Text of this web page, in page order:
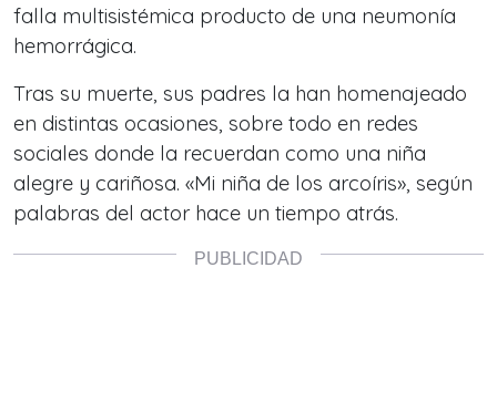
falla multisistémica producto de una neumonía
hemorrágica.
Tras su muerte, sus padres la han homenajeado
en distintas ocasiones, sobre todo en redes
sociales donde la recuerdan como una niña
alegre y cariñosa. «Mi niña de los arcoíris», según
palabras del actor hace un tiempo atrás.